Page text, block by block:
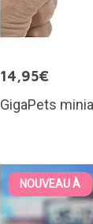
14,95€
GigaPets
NOUVEAU À